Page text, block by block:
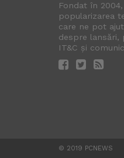
Fondat în
popularizarea
care ne pot
despre lansări,
IT&C și
© 2019 PCNEWS